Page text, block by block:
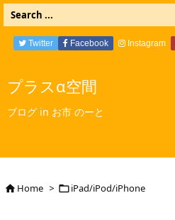
プラスα空間
ブログ in お市 のーと
Twitter Facebook Instagram
Home > iPad/iPod/iPhone